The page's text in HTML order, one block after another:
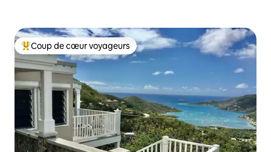
Coups de cœur voyageurs les plus appréciés
Coup de cœur voyageurs